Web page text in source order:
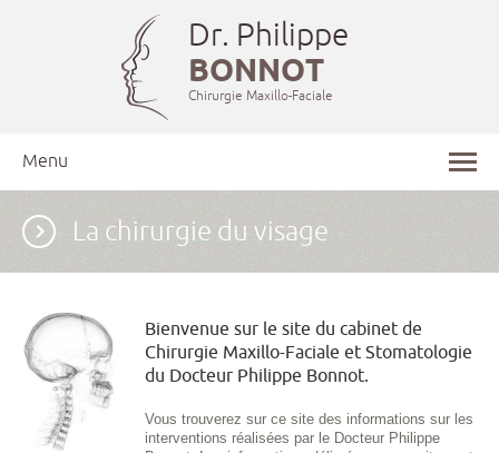
Dr. Philippe
BONNOT
Chirurgie Maxillo-Faciale
Menu
La chirurgie du visage
Bienvenue sur le site du cabinet de
Chirurgie Maxillo-Faciale et Stomatologie
du Docteur Philippe Bonnot.
Vous trouverez sur ce site des informations sur les
interventions réalisées par le Docteur Philippe